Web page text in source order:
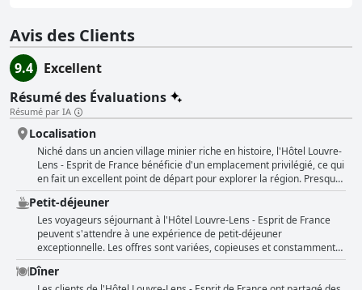
Avis des Clients
9.4
Excellent
Résumé des Évaluations
Résumé par IA
Localisation
Niché dans un ancien village minier riche en histoire, l'Hôtel Louvre-
Lens - Esprit de France bénéficie d'un emplacement privilégié, ce qui
en fait un excellent point de départ pour explorer la région. Presque
tous les commentaires soulignent l'emplacement idéal de l'hôtel,
juste en face du musée du Louvre-Lens, offrant une commodité
inégalée aux amateurs d'art. Les visiteurs apprécient la rapidité,
souvent quelques minutes de marche seulement, pour se rendre au
musée, ce qui permet des excursions culturelles sans effort. La
proximité du stade de football de Lens ajoute une autre couche
d'attrait, s'adressant également aux fans de sport. Malgré un
Petit-déjeuner
Les voyageurs séjournant à l'Hôtel Louvre-Lens - Esprit de France
peuvent s'attendre à une expérience de petit-déjeuner
exceptionnelle. Les offres sont variées, copieuses et constamment
saluées pour leur qualité. Les clients apprécient fréquemment le
buffet copieux, qui comprend une variété de produits locaux et de
Dîner